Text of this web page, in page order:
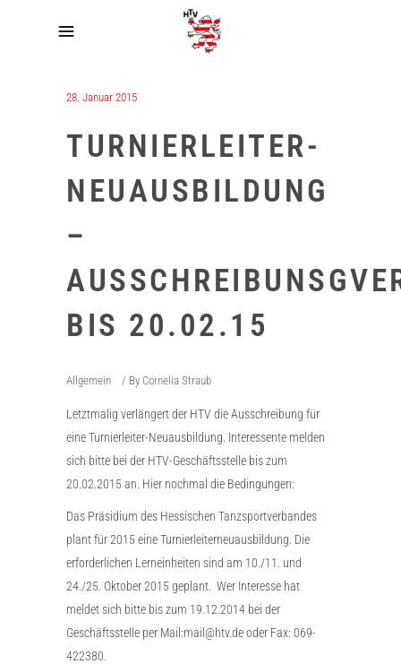
28. Januar 2015
TURNIERLEITER-
NEUAUSBILDUNG
–
BIS 20.02.15
Allgemein By Cornelia Straub
Letztmalig verlängert der HTV die Ausschreibung für
eine Turnierleiter-Neuausbildung. Interessente melden
sich bitte bei der HTV-Geschäftsstelle bis zum
20.02.2015 an. Hier nochmal die Bedingungen:
Das Präsidium des Hessischen Tanzsportverbandes
plant für 2015 eine Turnierleiterneuausbildung. Die
erforderlichen Lerneinheiten sind am 10./11. und
24./25. Oktober 2015 geplant. Wer Interesse hat
meldet sich bitte bis zum 19.12.2014 bei der
Geschäftsstelle per Mail:mail@htv.de oder Fax: 069-
422380.